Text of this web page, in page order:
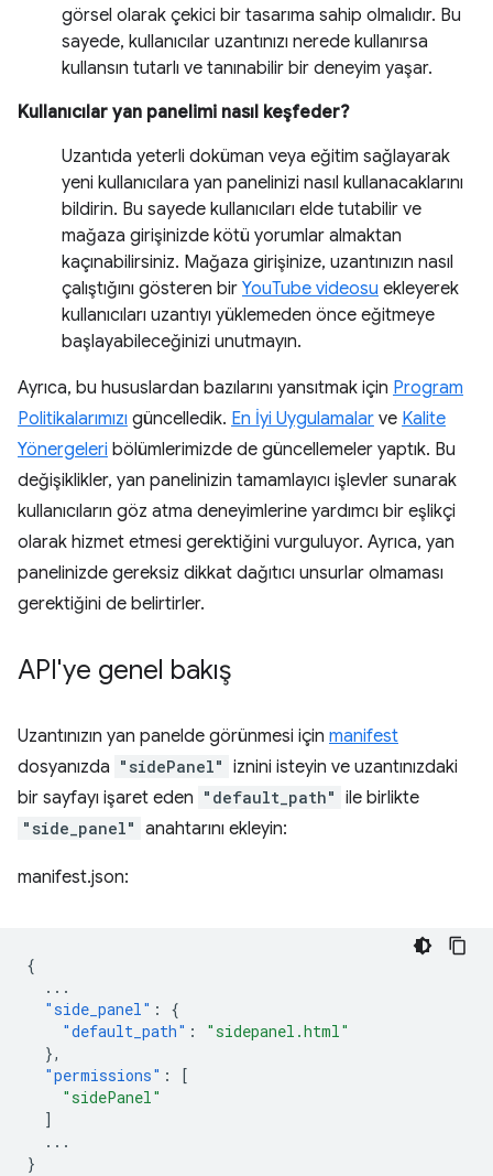
görsel olarak çekici bir tasarıma sahip olmalıdır. Bu
sayede, kullanıcılar uzantınızı nerede kullanırsa
kullansın tutarlı ve tanınabilir bir deneyim yaşar.
Kullanıcılar yan panelimi nasıl keşfeder?
Uzantıda yeterli doküman veya eğitim sağlayarak
yeni kullanıcılara yan panelinizi nasıl kullanacaklarını
bildirin. Bu sayede kullanıcıları elde tutabilir ve
mağaza girişinizde kötü yorumlar almaktan
kaçınabilirsiniz. Mağaza girişinize, uzantınızın nasıl
çalıştığını gösteren bir YouTube videosu ekleyerek
kullanıcıları uzantıyı yüklemeden önce eğitmeye
başlayabileceğinizi unutmayın.
Ayrıca, bu hususlardan bazılarını yansıtmak için Program
Politikalarımızı güncelledik. En İyi Uygulamalar ve Kalite
Yönergeleri bölümlerimizde de güncellemeler yaptık. Bu
değişiklikler, yan panelinizin tamamlayıcı işlevler sunarak
kullanıcıların göz atma deneyimlerine yardımcı bir eşlikçi
olarak hizmet etmesi gerektiğini vurguluyor. Ayrıca, yan
panelinizde gereksiz dikkat dağıtıcı unsurlar olmaması
gerektiğini de belirtirler.
API'ye genel bakış
Uzantınızın yan panelde görünmesi için manifest
dosyanızda "sidePanel" iznini isteyin ve uzantınızdaki
bir sayfayı işaret eden "default_path" ile birlikte
"side_panel" anahtarını ekleyin:
manifest.json:
{
...
"side_panel" :
{
"default_path" :
"sidepanel.html"
},
"permissions" :
[
"sidePanel"
]
...
}